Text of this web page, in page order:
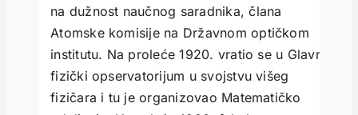
na dužnost naučnog saradnika, člana
Atomske komisije na Državnom optičkom
institutu. Na proleće 1920. vratio se u Glavni
fizički opservatorijum u svojstvu višeg
fizičara i tu je organizovao Matematičko